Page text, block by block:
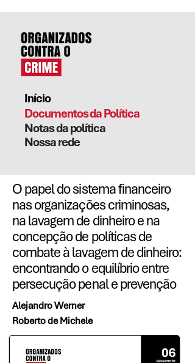
O papel do sistema financeiro
nas organizações criminosas,
na lavagem de dinheiro e na
concepção de políticas de
combate à lavagem de dinheiro:
encontrando o equilíbrio entre
persecução penal e prevenção
Alejandro Werner
Roberto de Michele
Início
Documentos da Política
Notas da política
Nossa rede